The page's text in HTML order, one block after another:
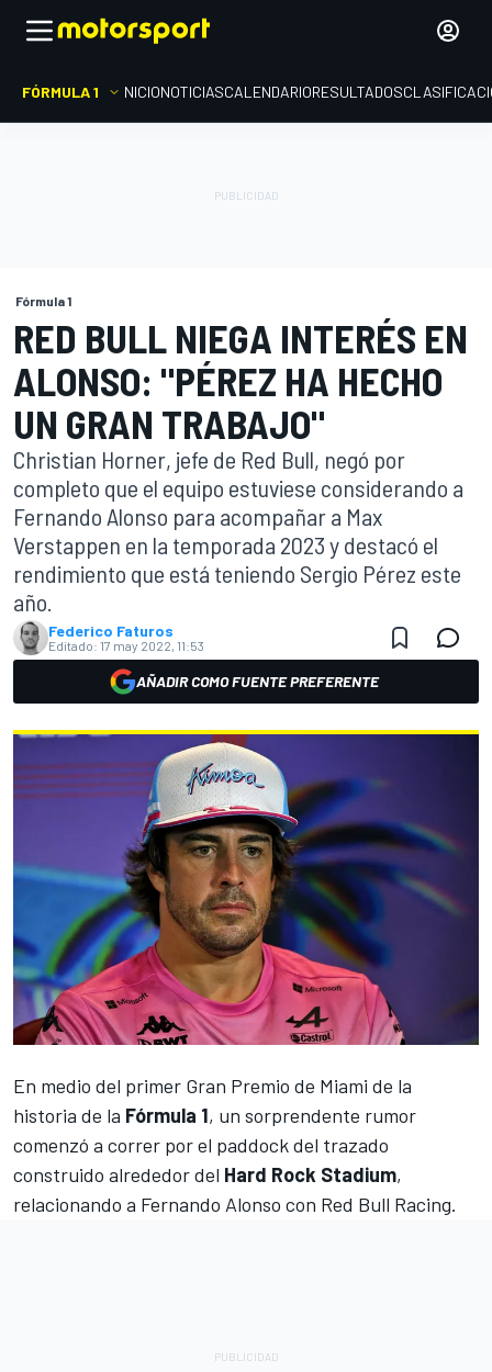
FÓRMULA 1 INICIONOTICIASCALENDARIORESULTADOS
Fórmula 1
RED BULL NIEGA INTERÉS EN
ALONSO: "PÉREZ HA HECHO
UN GRAN TRABAJO"
Christian Horner, jefe de Red Bull, negó por
completo que el equipo estuviese considerando a
Fernando Alonso para acompañar a Max
Verstappen en la temporada 2023 y destacó el
rendimiento que está teniendo Sergio Pérez este
año.
Federico Faturos
Editado: 17 may 2022, 11:53
AÑADIR COMO FUENTE PREFERENTE
En medio del primer Gran Premio de Miami de la
historia de la Fórmula 1, un sorprendente rumor
comenzó a correr por el paddock del trazado
construido alrededor del Hard Rock Stadium,
relacionando a Fernando Alonso con Red Bull Racing.